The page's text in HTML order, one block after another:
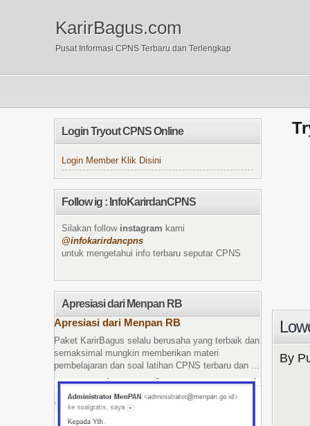
KarirBagus.com
Pusat Informasi CPNS Terbaru dan Terlengkap
By
Login Tryout CPNS Online
Login Member Klik Disini
Follow ig : InfoKarirdanCPNS
Silakan follow instagram kami
@infokarirdancpns
untuk mengetahui info terbaru seputar CPNS
Apresiasi dari Menpan RB
Apresiasi dari Menpan RB
Paket KarirBagus selalu berusaha yang terbaik dan
semaksimal mungkin memberikan materi
pembelajaran dan soal latihan CPNS terbaru dan ...